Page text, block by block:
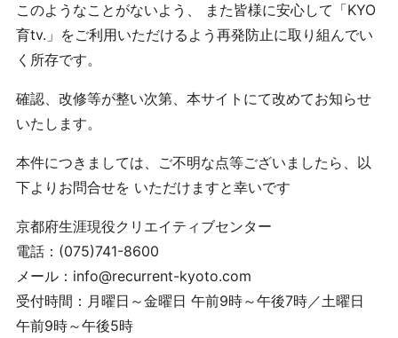
このようなことがないよう、 また皆様に安心して「KYO
育tv.」をご利用いただけるよう再発防止に取り組んでい
く所存です。
確認、改修等が整い次第、本サイトにて改めてお知らせ
いたします。
本件につきましては、ご不明な点等ございましたら、以
下よりお問合せを いただけますと幸いです
京都府生涯現役クリエイティブセンター
電話：(075)741-8600
メール：info@recurrent-kyoto.com
受付時間：月曜日～金曜日 午前9時～午後7時／土曜日
午前9時～午後5時